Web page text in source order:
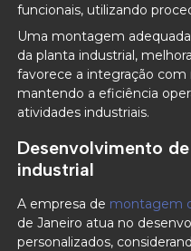
funcionais, utilizando
Uma montagem
da planta industrial,
favorece a integração
mantendo a eficiência
atividades industriais.
Desenvolvimento
industrial
A empresa de montagem
de Janeiro atua no
personalizados,